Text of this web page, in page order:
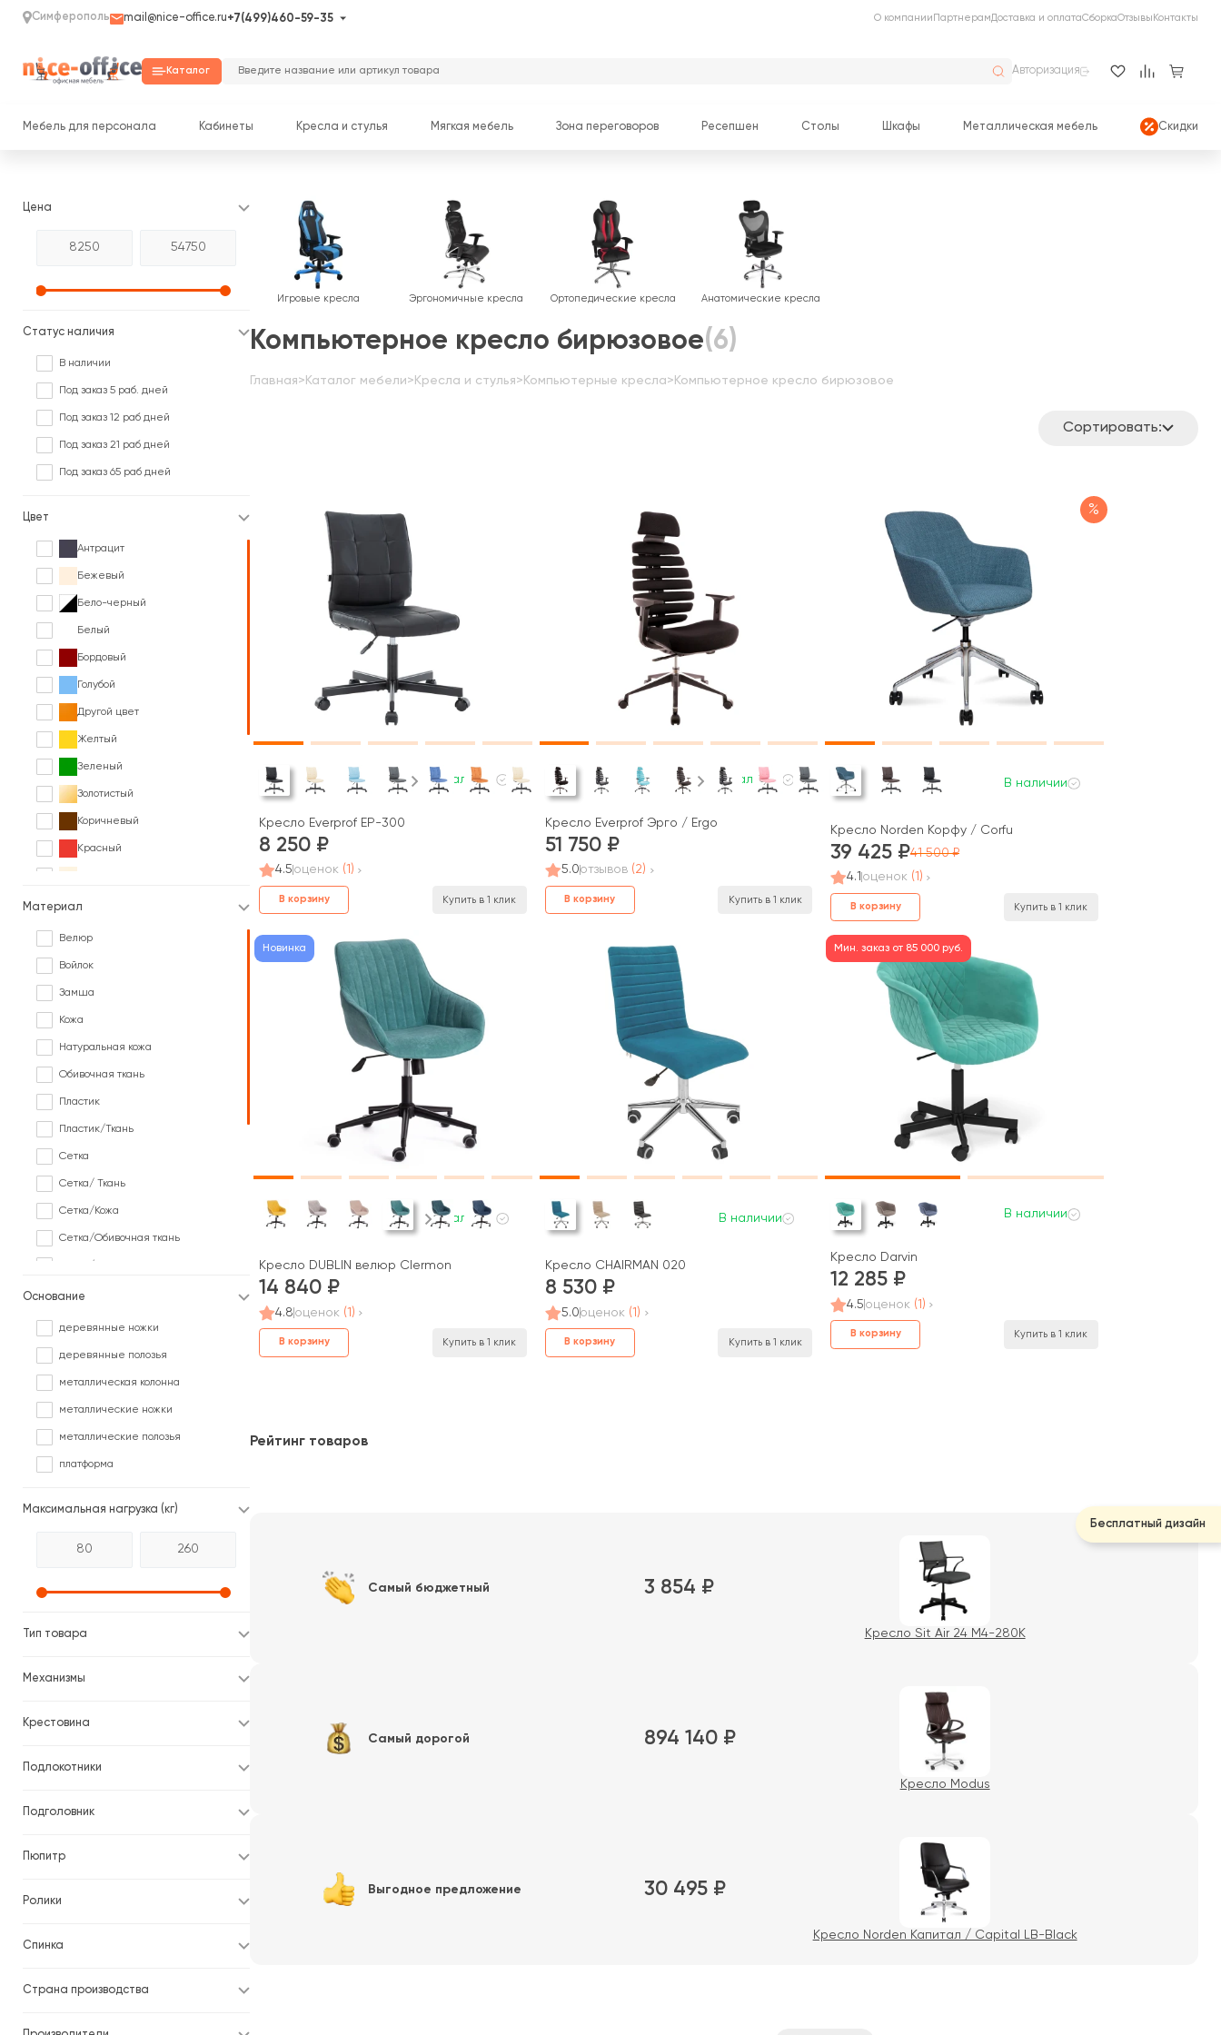
Симферополь mail@nice-office.ru+7(499)460-59-35 О компании ПартнерамДоставка и оплатаСборкаОтзывы Контакты
Каталог Авторизация
Мебель для персонала Кабинеты Кресла и стулья Мягкая мебель Зона переговоров Ресепшен Столы Шкафы Металлическая мебель Скидки
Цена
Статус наличия
В наличии
Под заказ 5 раб. дней
Под заказ 12 раб дней
Под заказ 21 раб дней
Под заказ 65 раб дней
Цвет
Антрацит
Бежевый
Бело-черный
Белый
Бордовый
Голубой
Другой цвет
Желтый
Зеленый
Золотистый
Коричневый
Красный
Оранжевый
Материал
Велюр
Войлок
Замша
Кожа
Натуральная кожа
Обивочная ткань
Пластик
Пластик/Ткань
Сетка
Сетка/ Ткань
Сетка/Кожа
Сетка/Обивочная ткань
Сетка/Экокожа
Основание
деревянные ножки
деревянные полозья
металлическая колонна
металлические ножки
металлические полозья
платформа
Максимальная нагрузка (кг)
Тип товара
Механизмы
Крестовина
Подлокотники
Подголовник
Пюпитр
Ролики
Спинка
Страна производства
Компьютерное кресло бирюзовое(6)
Главная> Каталог мебели> Кресла и стулья> Компьютерные кресла> Компьютерное кресло бирюзовое
Сортировать:
В наличии
Кресло Everprof EP-300
8 250
4.5 оценок (1)
В корзину Купить в 1 клик
В наличии
Кресло Everprof Эрго / Ergo
51 750
5.0отзывов (2)
В корзину Купить в 1 клик
%
В наличии
Кресло Norden Корфу / Corfu
39 425
41 500
4.1 оценок (1)
В корзину Купить в 1 клик
Новинка
В наличии
Кресло DUBLIN велюр Clermon
14 840
4.8 оценок (1)
В корзину Купить в 1 клик
В наличии
Кресло CHAIRMAN 020
8 530
5.0оценок (1)
В корзину Купить в 1 клик
Мин. заказ от 85 000 руб.
В наличии
Кресло Darvin
12 285
4.5 оценок (1)
В корзину Купить в 1 клик
Игровые кресла Эргономичные кресла Ортопедические кресла Анатомические кресла
Рейтинг товаров
Самый бюджетный 3 854 ₽
Кресло Sit Air 24 M4-280K
Самый дорогой 894 140 ₽
Кресло Modus
Выгодное предложение 30 495 ₽
Кресло Norden Капитал / Capital LB-Black
Бесплатный дизайн